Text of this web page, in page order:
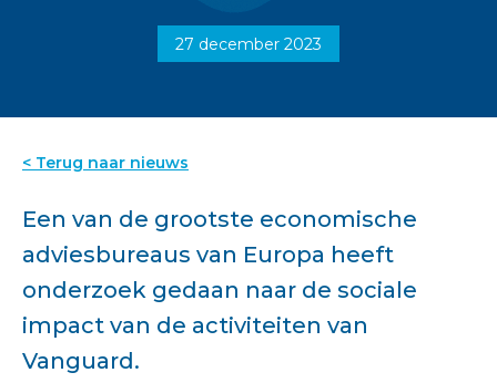
27 december 2023
< Terug naar nieuws
Een van de grootste economische
adviesbureaus van Europa heeft
onderzoek gedaan naar de sociale
impact van de activiteiten van
Vanguard.